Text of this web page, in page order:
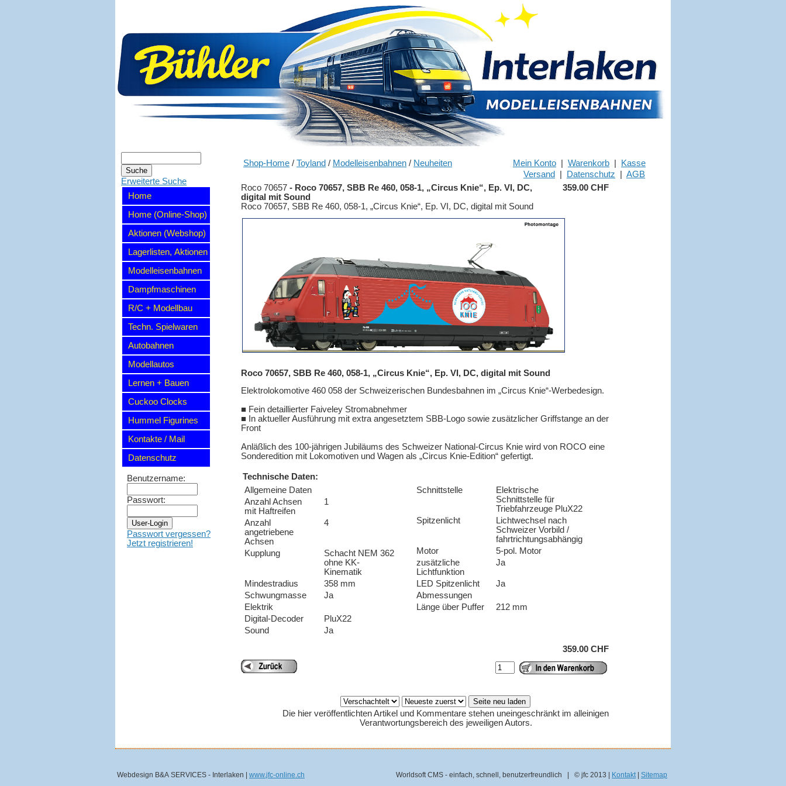
Erweiterte Suche
Home
Home (Online-Shop)
Aktionen (Webshop)
Lagerlisten, Aktionen
Modelleisenbahnen
Dampfmaschinen
R/C + Modellbau
Techn. Spielwaren
Autobahnen
Modellautos
Lernen + Bauen
Cuckoo Clocks
Hummel Figurines
Kontakte / Mail
Datenschutz
Benutzername:
Passwort:
Passwort vergessen?
Jetzt registrieren!
Shop-Home / Toyland / Modelleisenbahnen / Neuheiten Mein Konto Warenkorb
Kasse
Versand
Datenschutz
AGB
Roco 70657 - Roco 70657, SBB Re 460, 058-1, „Circus Knie“, Ep. VI, DC,
digital mit Sound
Roco 70657, SBB Re 460, 058-1, „Circus Knie“, Ep. VI, DC, digital mit Sound
359.00 CHF
Roco 70657, SBB Re 460, 058-1, „Circus Knie“, Ep. VI, DC, digital mit Sound
Elektrolokomotive 460 058 der Schweizerischen Bundesbahnen im „Circus Knie“-Werbedesign.
■ Fein detaillierter Faiveley Stromabnehmer
■ In aktueller Ausführung mit extra angesetztem SBB-Logo sowie zusätzlicher Griffstange an der
Front
Anläßlich des 100-jährigen Jubiläums des Schweizer National-Circus Knie wird von ROCO eine
Sonderedition mit Lokomotiven und Wagen als „Circus Knie-Edition“ gefertigt.
Technische Daten:
Allgemeine Daten
Anzahl Achsen
mit Haftreifen
1
Anzahl
angetriebene
Achsen
4
Kupplung
Schacht NEM 362
ohne KK-
Kinematik
Mindestradius
358 mm
Schwungmasse
Ja
Elektrik
Digital-Decoder
PluX22
Sound
Ja
Schnittstelle
Elektrische
Schnittstelle für
Triebfahrzeuge PluX22
Spitzenlicht
Lichtwechsel nach
Schweizer Vorbild /
fahrtrichtungsabhängig
Motor
5-pol. Motor
zusätzliche
Lichtfunktion
Ja
LED Spitzenlicht
Ja
Abmessungen
Länge über Puffer
212 mm
359.00 CHF
Die hier veröffentlichten Artikel und Kommentare stehen uneingeschränkt im alleinigen
Verantwortungsbereich des jeweiligen Autors.
Webdesign B&A SERVICES - Interlaken | www.jfc-online.ch Worldsoft CMS - einfach, schnell, benutzerfreundlich | © jfc 2013 | Kontakt | Sitemap